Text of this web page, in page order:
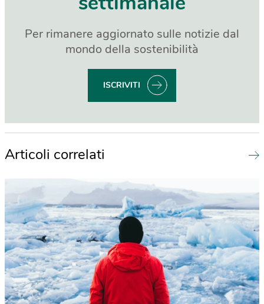
Per rimanere aggiornato sulle notizie dal
mondo della sostenibilità
ISCRIVITI
Articoli correlati